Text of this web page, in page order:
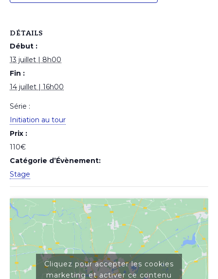
DÉTAILS
Début :
13 juillet | 8h00
Fin :
14 juillet | 16h00
Série :
Initiation au tour
Prix :
110€
Catégorie d’Évènement:
Stage
Cliquez pour accepter les cookies
marketing et activer ce contenu